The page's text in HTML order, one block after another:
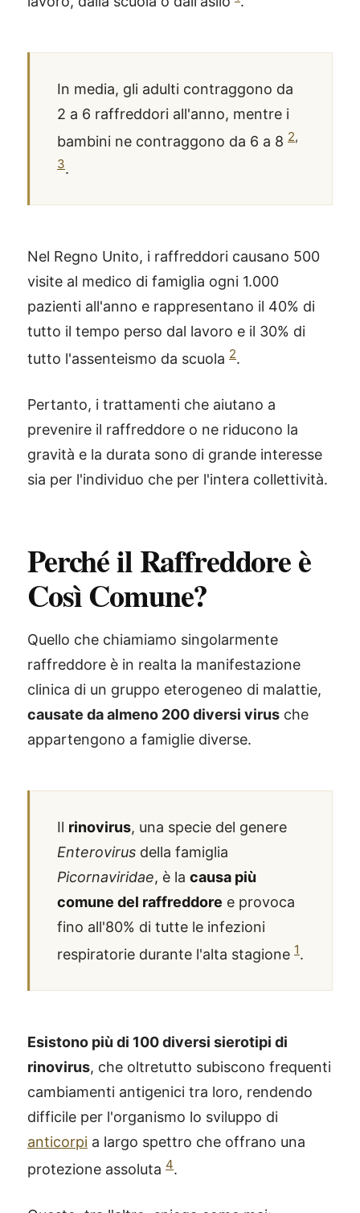
In media, gli adulti contraggono da
2 a 6 raffreddori all'anno, mentre i
bambini ne contraggono da 6 a 8 2,
3.
Nel Regno Unito, i raffreddori causano 500
visite al medico di famiglia ogni 1.000
pazienti all'anno e rappresentano il 40% di
tutto il tempo perso dal lavoro e il 30% di
tutto l'assenteismo da scuola 2.
Pertanto, i trattamenti che aiutano a
prevenire il raffreddore o ne riducono la
gravità e la durata sono di grande interesse
sia per l'individuo che per l'intera collettività.
Perché il Raffreddore è
Così Comune?
Quello che chiamiamo singolarmente
raffreddore è in realta la manifestazione
clinica di un gruppo eterogeneo di malattie,
causate da almeno 200 diversi virus che
appartengono a famiglie diverse.
Il rinovirus, una specie del genere
Enterovirus della famiglia
Picornaviridae, è la causa più
comune del raffreddore e provoca
fino all'80% di tutte le infezioni
respiratorie durante l'alta stagione 1.
Esistono più di 100 diversi sierotipi di
rinovirus, che oltretutto subiscono frequenti
cambiamenti antigenici tra loro, rendendo
difficile per l'organismo lo sviluppo di
anticorpi a largo spettro che offrano una
protezione assoluta 4.